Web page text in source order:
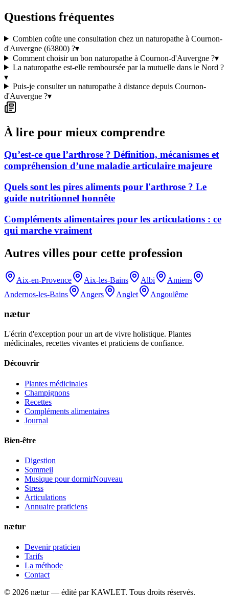
Questions fréquentes
Combien coûte une consultation chez un naturopathe à Cournon-
d'Auvergne (63800) ?▾
Comment choisir un bon naturopathe à Cournon-d'Auvergne ?▾
La naturopathe est-elle remboursée par la mutuelle dans le Nord ?
▾
Puis-je consulter un naturopathe à distance depuis Cournon-
d'Auvergne ?▾
À lire pour mieux comprendre
Qu’est-ce que l’arthrose ? Définition, mécanismes et
compréhension d’une maladie articulaire majeure
Quels sont les pires aliments pour l'arthrose ? Le
guide nutritionnel honnête
Compléments alimentaires pour les articulations : ce
qui marche vraiment
Autres villes pour cette profession
Aix-en-Provence Aix-les-Bains Albi
Amiens
Andernos-les-Bains
Angers Anglet Angoulême
nætur
L'écrin d'exception pour un art de vivre holistique. Plantes
médicinales, recettes vivantes et praticiens de confiance.
Découvrir
Plantes médicinales
Champignons
Recettes
Compléments alimentaires
Journal
Bien-être
Digestion
Sommeil
Musique pour dormirNouveau
Stress
Articulations
Annuaire praticiens
nætur
Devenir praticien
Tarifs
La méthode
Contact
© 2026 nætur — édité par KAWLET. Tous droits réservés.